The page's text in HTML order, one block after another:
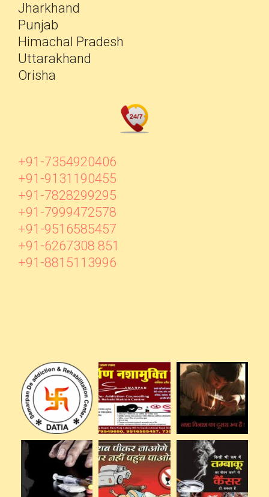
Jharkhand
Punjab
Himachal Pradesh
Uttarakhand
Orisha
+91-7354920406
+91-9131190455
+91-7828299295
+91-7999472578
+91-9516585457
+91-6267308 851
+91-8815113996